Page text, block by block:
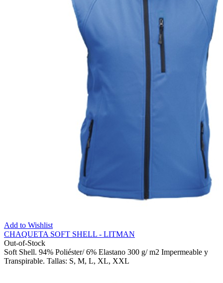
Add to Wishlist
CHAQUETA SOFT SHELL - LITMAN
Out-of-Stock
Soft Shell. 94% Poliéster/ 6% Elastano 300 g/ m2 Impermeable y
Transpirable. Tallas: S, M, L, XL, XXL